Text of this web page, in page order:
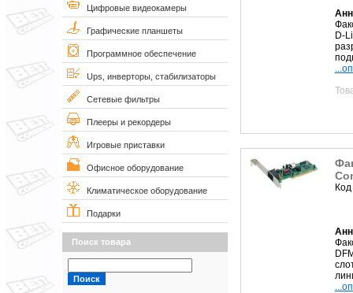
Цифровые видеокамеры
Графические планшеты
Программное обеспечение
Ups, инверторы, стабилизаторы
Сетевые фильтры
Плееры и рекордеры
Игровые приставки
Офисное оборудование
Климатическое оборудование
Подарки
Поиск товара
D-